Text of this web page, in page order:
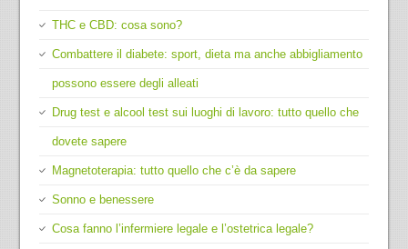
THC e CBD: cosa sono?
Combattere il diabete: sport, dieta ma anche abbigliamento
possono essere degli alleati
Drug test e alcool test sui luoghi di lavoro: tutto quello che
dovete sapere
Magnetoterapia: tutto quello che c’è da sapere
Sonno e benessere
Cosa fanno l’infermiere legale e l’ostetrica legale?